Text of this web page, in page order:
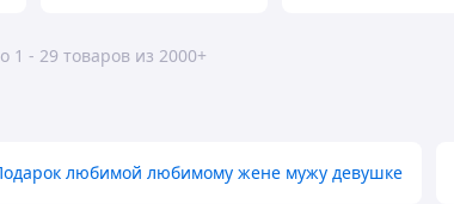
1 - 29 товаров из 2000+
любимой любимому жене мужу девушке